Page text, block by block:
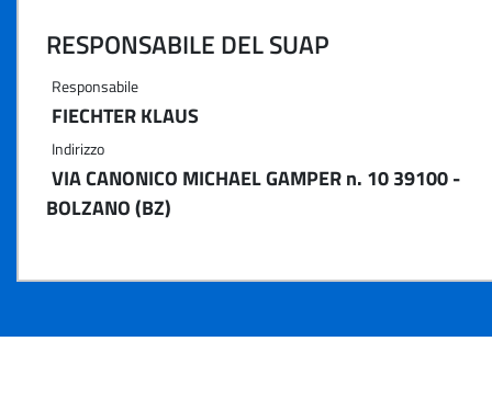
RESPONSABILE DEL SUAP
Responsabile
FIECHTER KLAUS
Indirizzo
VIA CANONICO MICHAEL GAMPER n. 10 39100 -
BOLZANO (BZ)